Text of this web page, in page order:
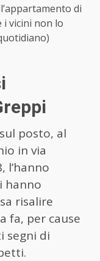
di
i vicini non lo
posto, al
in via
l’hanno
hanno
risalire
fa, per cause
segni di